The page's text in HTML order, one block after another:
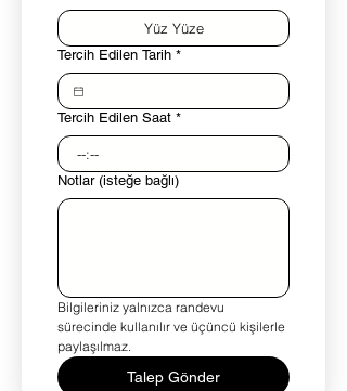
Yüz Yüze
Tercih Edilen Tarih *
Tercih Edilen Saat *
:
Notlar (isteğe bağlı)
Bilgileriniz yalnızca randevu
sürecinde kullanılır ve üçüncü kişilerle
paylaşılmaz.
Talep Gönder